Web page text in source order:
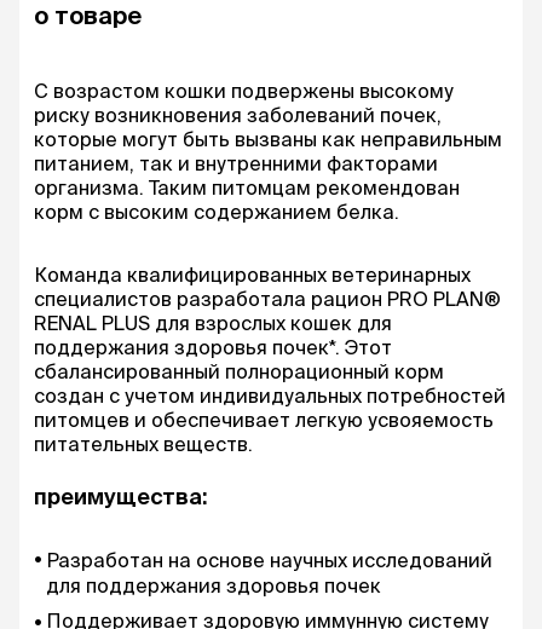
о товаре
С возрастом кошки подвержены высокому
риску возникновения заболеваний почек,
которые могут быть вызваны как неправильным
питанием, так и внутренними факторами
организма. Таким питомцам рекомендован
корм с высоким содержанием белка.
Команда квалифицированных ветеринарных
специалистов разработала рацион PRO PLAN®
RENAL PLUS для взрослых кошек для
поддержания здоровья почек*. Этот
сбалансированный полнорационный корм
создан с учетом индивидуальных потребностей
питомцев и обеспечивает легкую усвояемость
питательных веществ.
преимущества:
Разработан на основе научных исследований
для поддержания здоровья почек
Поддерживает здоровую иммунную систему